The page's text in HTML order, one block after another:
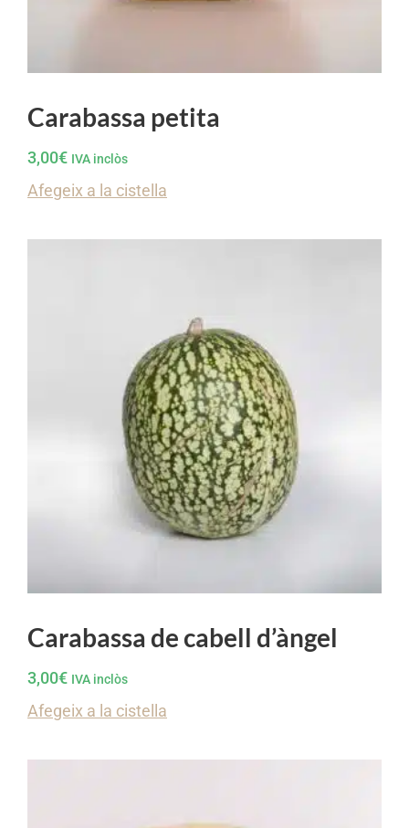
Carabassa petita
3,00€ IVA inclòs
Afegeix a la cistella
Carabassa de cabell d’àngel
3,00€ IVA inclòs
Afegeix a la cistella